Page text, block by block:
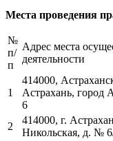
Места проведения
№
п/
п
Адрес места
деятельности
1
414000,
Астрахань, город
6
2
414000, г.
Никольская, д. №